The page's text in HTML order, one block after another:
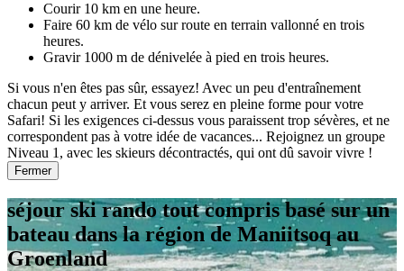
Courir 10 km en une heure.
Faire 60 km de vélo sur route en terrain vallonné en trois
heures.
Gravir 1000 m de dénivelée à pied en trois heures.
Si vous n'en êtes pas sûr, essayez! Avec un peu d'entraînement
chacun peut y arriver. Et vous serez en pleine forme pour votre
Safari! Si les exigences ci-dessus vous paraissent trop sévères, et ne
correspondent pas à votre idée de vacances... Rejoignez un groupe
Niveau 1, avec les skieurs décontractés, qui ont dû savoir vivre !
Fermer
séjour ski rando tout compris basé sur un
bateau dans la région de Maniitsoq au
Groenland